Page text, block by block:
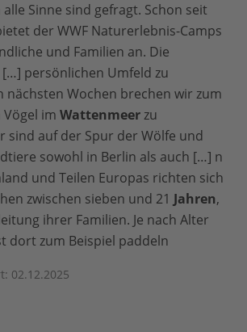
Sinne sind gefragt. Schon seit
der WWF Naturerlebnis-Camps
und Familien an. Die
persönlichen Umfeld zu
nächsten Wochen brechen wir zum
im Wattenmeerzu
sind auf der Spur der Wölfe und
sowohl in Berlin als auch […] n
und Teilen Europas richten sich
zwischen sieben und 21 Jahren,
ihrer Familien. Je nach Alter
dort zum Beispiel paddeln
02.12.2025